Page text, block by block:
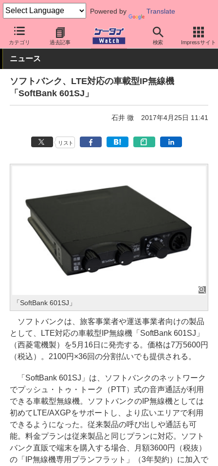
Powered by Translate
カテゴリ 過去記事 検索 Impressサイト
ケータイ Watch キャリア ソフトバンク 周辺機器
ニュース
ソフトバンク、LTE対応の車載型IP無線機
「SoftBank 601SJ」
石井 徹 2017年4月25日 11:41
リスト
「SoftBank 601SJ」
ソフトバンクは、旅客事業者や運送事業者向けの製品
として、LTE対応の車載型IP無線機「SoftBank 601SJ」
（西菱電機製）を5月16日に発売する。価格は7万5600円
（税込）。2100円×36回の分割払いでも提供される。
「SoftBank 601SJ」は、ソフトバンクのネットワーク
でプッシュ・トゥ・トーク（PTT）式の音声通話が利用
できる車載型無線機。ソフトバンクのIP無線機としては
初めてLTE/AXGPをサポートし、より広いエリアで利用
できるようになった。従来製品の呼び出しや通話も可
能。料金プランは従来製品と同じプランに対応。ソフト
バンク直販で端末を購入する場合、月額3600円（税抜）
の「IP無線機専用プランフラット」（3年契約）に加入で